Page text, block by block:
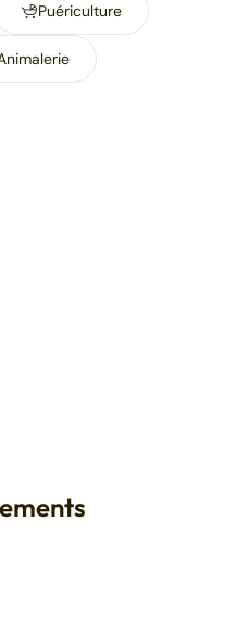
Puériculture